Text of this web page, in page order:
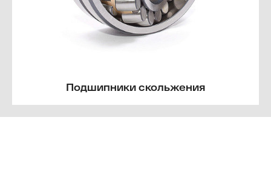
Подшипники скольжения